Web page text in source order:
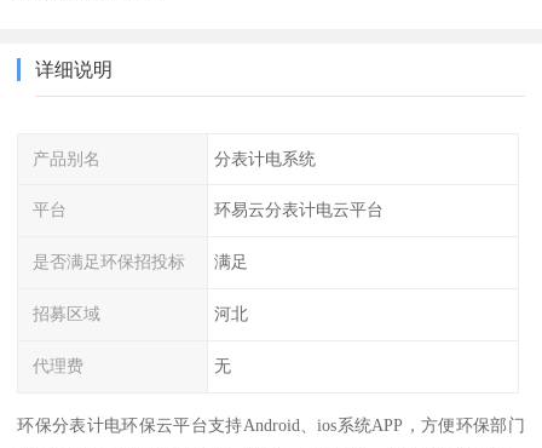
详细说明
产品别名 分表计电系统
平台 环易云分表计电云平台
是否满足环保招投标 满足
招募区域 河北
代理费 无
环保分表计电环保云平台支持Android、ios系统APP，方便环保部门